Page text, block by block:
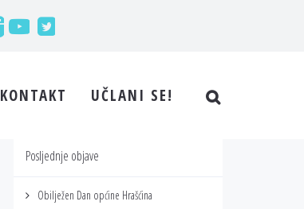
KONTAKT UČLANI SE!
Posljednje objave
Obilježen Dan općine Hrašćina